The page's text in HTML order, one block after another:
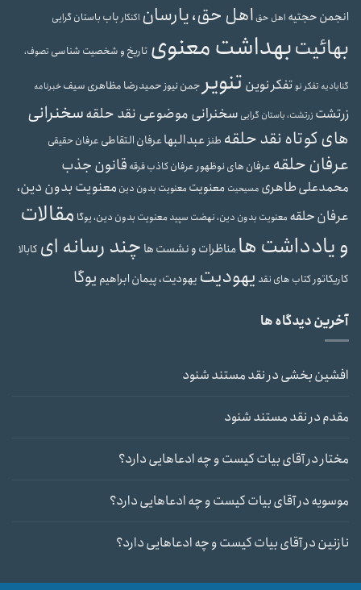
انجمن حجتیه اهل حق اهل حق، یارسان اکنکارباب باستان گرایی
بهائیتبهداشت معنوی تاریخ و شخصیت شناسی تصوف،
گنابادیه تفکر نوتفکر نوین تنویر جمن نیوزحمیدرضا مظاهری سیفخبرنامه
زرتشت زرتشت، باستان گرایی سخنرانی موضوعی نقد حلقهسخنرانی
های کوتاه نقد حلقه طنزعبدالبهاعرفان التقاطی عرفان حقیقی
عرفان حلقه عرفان های نوظهور عرفان کاذبفرقه قانون جذب
محمدعلی طاهری مسیحیت معنویت معنویت بدون دین معنویت بدون دین،
عرفان حلقه معنویت بدون دین، نهضت سپیدمعنویت بدون دین، یوگا مقالات
و یادداشت هامناظرات و نشست ها چند رسانه ای کابالا
کاریکاتور کتاب های نقد یهودیت یهودیت، پیمان ابراهیم یوگا
آخرین دیدگاه ها
افشین بخشیدرنقد مستند شنود
مقدمدرنقد مستند شنود
مختاردرآقای بیات کیست و چه ادعاهایی دارد؟
موسویهدرآقای بیات کیست و چه ادعاهایی دارد؟
نازنیندرآقای بیات کیست و چه ادعاهایی دارد؟